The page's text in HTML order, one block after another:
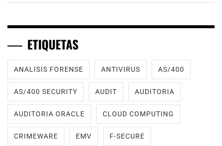
ETIQUETAS
ANALISIS FORENSE ANTIVIRUS AS/400
AS/400 SECURITY AUDIT AUDITORIA
AUDITORIA ORACLE CLOUD COMPUTING
CRIMEWARE EMV F-SECURE